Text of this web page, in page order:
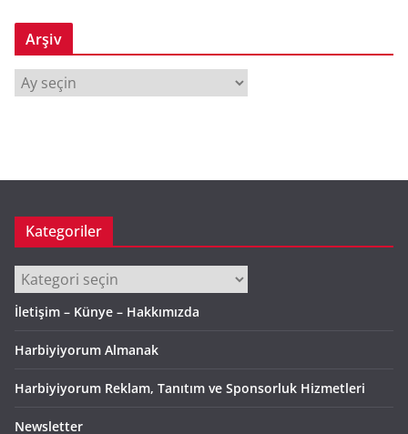
Arşiv
r
Kategoriler
Kategoriler
İletişim – Künye – Hakkımızda
Harbiyiyorum Almanak
Harbiyiyorum Reklam, Tanıtım ve Sponsorluk Hizmetleri
Newsletter